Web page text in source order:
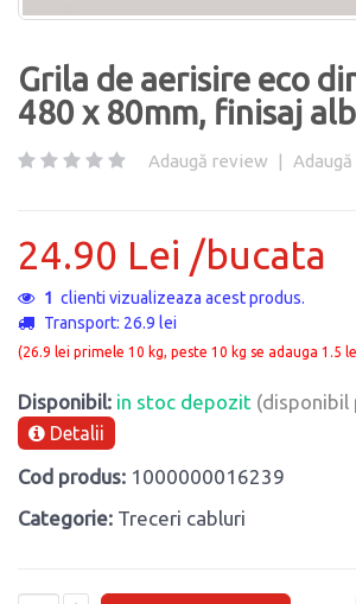
Grila de aerisire eco
480 x 80mm, finisaj
Adaugă review |
24.90 Lei /bucata
1 clienti vizualizeaza acest produs.
Transport: 26.9 lei
(26.9 lei primele 10 kg, peste 10 kg se adauga 1.5
Disponibil: in stoc depozit (disponibil
Detalii
Cod produs: 1000000016239
Categorie: Treceri cabluri